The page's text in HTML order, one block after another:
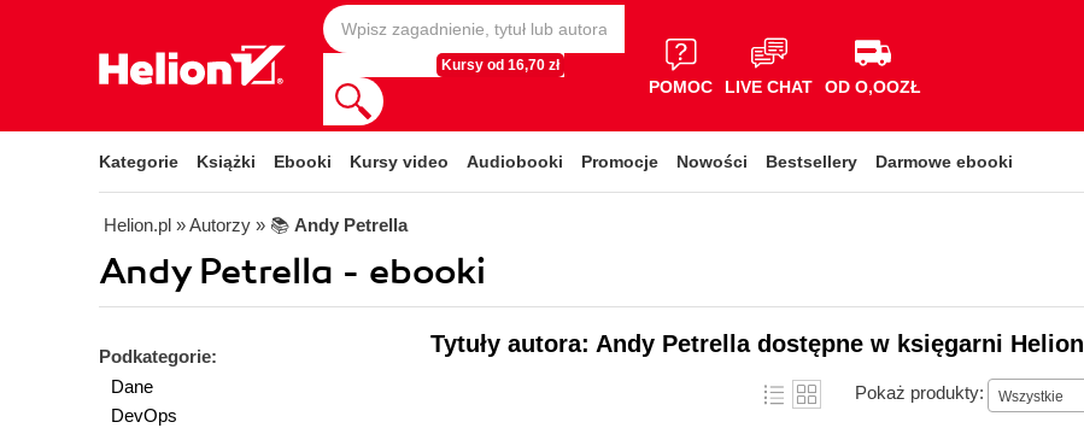
Kursy od 16,70 zł
POMOC LIVE CHAT OD O,OOZŁ
Kategorie Książki Ebooki Kursy video Audiobooki Promocje Nowości Bestsellery Darmowe ebooki
Helion.pl » Autorzy » 📚 Andy Petrella
Andy Petrella - ebooki
Podkategorie:
Dane
DevOps
Tytuły autora: Andy Petrella dostępne w księgarni Helion
Pokaż produkty: Wszystkie